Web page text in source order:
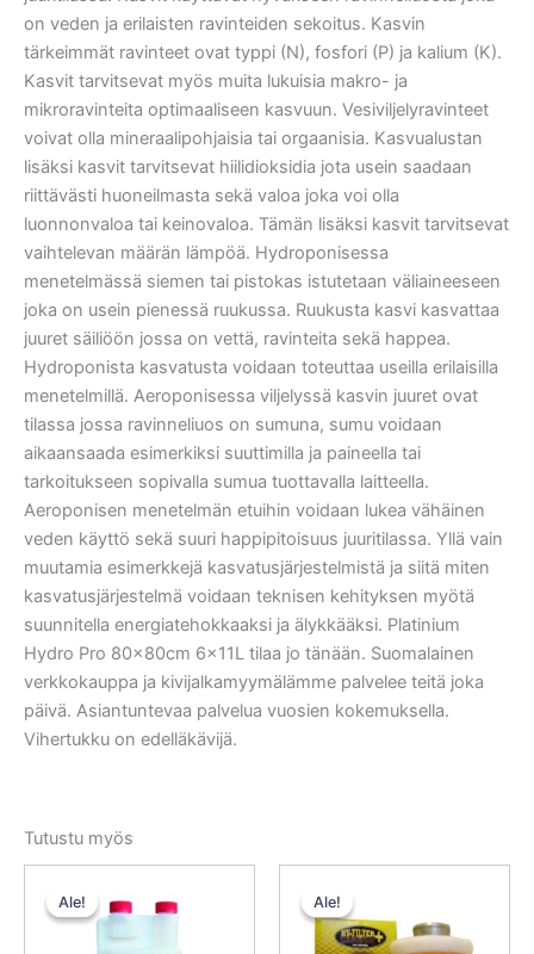
on veden ja erilaisten ravinteiden sekoitus. Kasvin
tärkeimmät ravinteet ovat typpi (N), fosfori (P) ja kalium (K).
Kasvit tarvitsevat myös muita lukuisia makro- ja
mikroravinteita optimaaliseen kasvuun. Vesiviljelyravinteet
voivat olla mineraalipohjaisia tai orgaanisia. Kasvualustan
lisäksi kasvit tarvitsevat hiilidioksidia jota usein saadaan
riittävästi huoneilmasta sekä valoa joka voi olla
luonnonvaloa tai keinovaloa. Tämän lisäksi kasvit tarvitsevat
vaihtelevan määrän lämpöä. Hydroponisessa
menetelmässä siemen tai pistokas istutetaan väliaineeseen
joka on usein pienessä ruukussa. Ruukusta kasvi kasvattaa
juuret säiliöön jossa on vettä, ravinteita sekä happea.
Hydroponista kasvatusta voidaan toteuttaa useilla erilaisilla
menetelmillä. Aeroponisessa viljelyssä kasvin juuret ovat
tilassa jossa ravinneliuos on sumuna, sumu voidaan
aikaansaada esimerkiksi suuttimilla ja paineella tai
tarkoitukseen sopivalla sumua tuottavalla laitteella.
Aeroponisen menetelmän etuihin voidaan lukea vähäinen
veden käyttö sekä suuri happipitoisuus juuritilassa. Yllä vain
muutamia esimerkkejä kasvatusjärjestelmistä ja siitä miten
kasvatusjärjestelmä voidaan teknisen kehityksen myötä
suunnitella energiatehokkaaksi ja älykkääksi. Platinium
Hydro Pro 80x80cm 6x11L tilaa jo tänään. Suomalainen
verkkokauppa ja kivijalkamyymälämme palvelee teitä joka
päivä. Asiantuntevaa palvelua vuosien kokemuksella.
Vihertukku on edelläkävijä.
Tutustu myös
Ale!
Ale!
oli:
15,50 €.
on:
Ale!
Ale!
35,50 €.33,72 €.